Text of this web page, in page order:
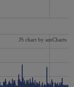
JS chart by amCharts